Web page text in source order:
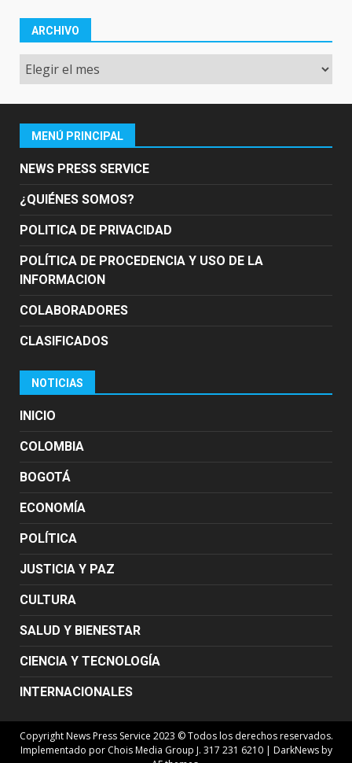
ARCHIVO
Archivo
MENÚ PRINCIPAL
NEWS PRESS SERVICE
¿QUIÉNES SOMOS?
POLITICA DE PRIVACIDAD
POLÍTICA DE PROCEDENCIA Y USO DE LA
INFORMACION
COLABORADORES
CLASIFICADOS
NOTICIAS
INICIO
COLOMBIA
BOGOTÁ
ECONOMÍA
POLÍTICA
JUSTICIA Y PAZ
CULTURA
SALUD Y BIENESTAR
CIENCIA Y TECNOLOGÍA
INTERNACIONALES
Copyright News Press Service 2023 © Todos los derechos reservados.
Implementado por Chois Media Group J. 317 231 6210
DarkNewsby